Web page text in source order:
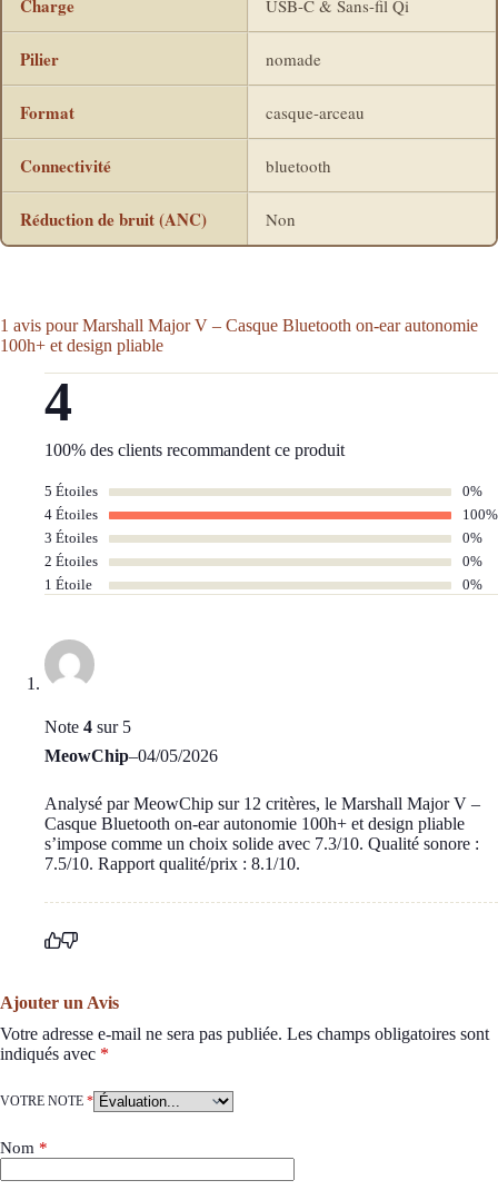
Charge USB-C & Sans-fil Qi
Pilier nomade
Format casque-arceau
Connectivité bluetooth
Réduction de bruit (ANC) Non
1 avis pourMarshall Major V – Casque Bluetooth on-ear autonomie
100h+ et design pliable
4
100% des clients recommandent ce produit
5 Étoiles
0%
4 Étoiles
100%
3 Étoiles
0%
2 Étoiles
0%
1 Étoile
0%
Note 4 sur 5
MeowChip–04/05/2026
Analysé par MeowChip sur 12 critères, le Marshall Major V –
Casque Bluetooth on-ear autonomie 100h+ et design pliable
s’impose comme un choix solide avec 7.3/10. Qualité sonore :
7.5/10. Rapport qualité/prix : 8.1/10.
Ajouter un Avis
Votre adresse e-mail ne sera pas publiée. Les champs obligatoires sont
indiqués avec *
VOTRE NOTE *
Nom *